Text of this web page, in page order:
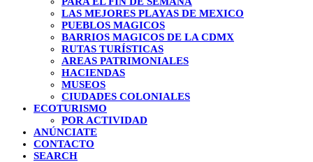
LAS MEJORES PLAYAS DE MEXICO
PUEBLOS MAGICOS
BARRIOS MAGICOS DE LA CDMX
RUTAS TURÍSTICAS
AREAS PATRIMONIALES
HACIENDAS
MUSEOS
CIUDADES COLONIALES
ECOTURISMO
POR ACTIVIDAD
ANÚNCIATE
CONTACTO
SEARCH